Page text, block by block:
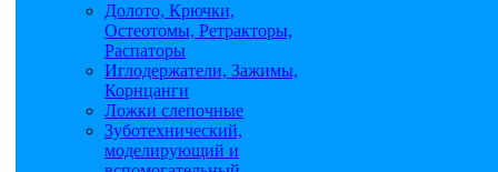
Долото, Крючки,
Остеотомы, Ретракторы,
Распаторы
Иглодержатели, Зажимы,
Корнцанги
Ложки слепочные
Зуботехнический,
моделирующий и